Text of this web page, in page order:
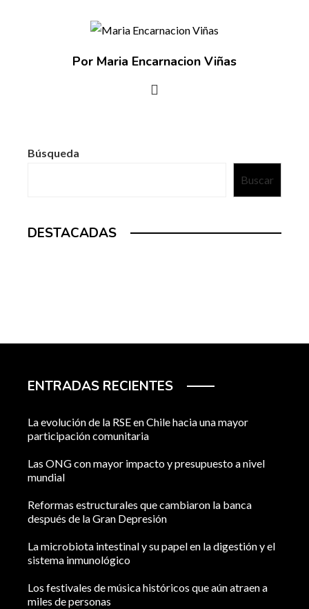
Por Maria Encarnacion Viñas
Búsqueda
Buscar
DESTACADAS
ENTRADAS RECIENTES
La evolución de la RSE en Chile hacia una mayor
participación comunitaria
Las ONG con mayor impacto y presupuesto a nivel
mundial
Reformas estructurales que cambiaron la banca
después de la Gran Depresión
La microbiota intestinal y su papel en la digestión y el
sistema inmunológico
Los festivales de música históricos que aún atraen a
miles de personas